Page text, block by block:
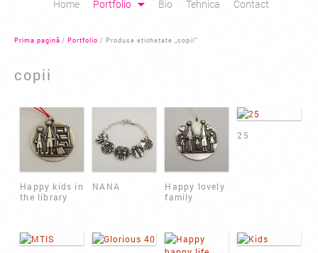
Sari
Home Portfolio Bio Tehnica Contact
Prima pagină /Portfolio / Produse etichetate „copii”
copii
Happy kids in
the library
NANA
Happy lovely
family
25